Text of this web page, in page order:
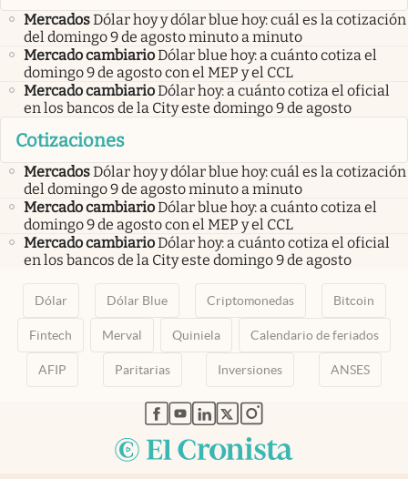
MercadosDólar hoy y dólar blue hoy: cuál es la cotización
del domingo 9 de agosto minuto a minuto
Mercado cambiarioDólar blue hoy: a cuánto cotiza el
domingo 9 de agosto con el MEP y el CCL
Mercado cambiarioDólar hoy: a cuánto cotiza el oficial
en los bancos de la City este domingo 9 de agosto
Cotizaciones
MercadosDólar hoy y dólar blue hoy: cuál es la cotización
del domingo 9 de agosto minuto a minuto
Mercado cambiarioDólar blue hoy: a cuánto cotiza el
domingo 9 de agosto con el MEP y el CCL
Mercado cambiarioDólar hoy: a cuánto cotiza el oficial
en los bancos de la City este domingo 9 de agosto
Dólar Dólar Blue Criptomonedas Bitcoin
Fintech Merval Quiniela Calendario de feriados
AFIP Paritarias Inversiones ANSES
abre en nueva pestaña
abre en nueva pestaña
abre en nueva pestaña
abre en nueva pestaña
abre en nueva pestaña